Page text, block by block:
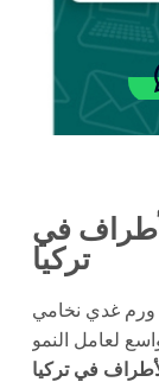
في
تركيا
ورم غدي نخامي
لعامل النمو
في تركيا